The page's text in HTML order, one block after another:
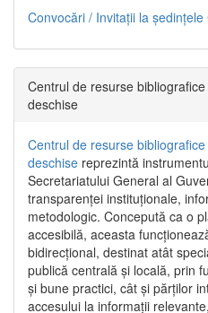
Convocări / Invitaţii la şedinţele
Centrul de resurse
deschise
Centrul de resurse
deschise reprezintă
Secretariatului General al
transparenței instituționale,
metodologic. Concepută ca o
accesibilă, aceasta
bidirecțional, destinat atât
publică centrală și locală, prin
și bune practici, cât și părților
accesului la informații